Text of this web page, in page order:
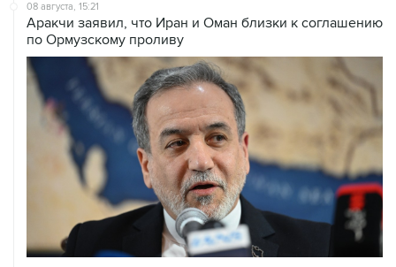
08 августа, 15:21
Аракчи заявил, что Иран и Оман близки к соглашению
по Ормузскому проливу